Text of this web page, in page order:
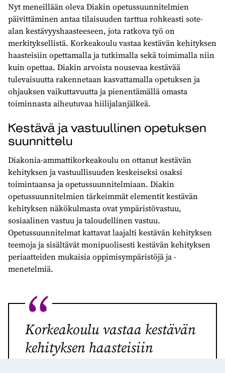
Nyt meneillään oleva Diakin opetussuunnitelmien
päivittäminen antaa tilaisuuden tarttua rohkeasti sote-
alan kestävyyshaasteeseen, jota ratkova työ on
merkityksellistä. Korkeakoulu vastaa kestävän kehityksen
haasteisiin opettamalla ja tutkimalla sekä toimimalla niin
kuin opettaa. Diakin arvoista nousevaa kestävää
tulevaisuutta rakennetaan kasvattamalla opetuksen ja
ohjauksen vaikuttavuutta ja pienentämällä omasta
toiminnasta aiheutuvaa hiilijalanjälkeä.
Kestävä ja vastuullinen opetuksen
suunnittelu
Diakonia-ammattikorkeakoulu on ottanut kestävän
kehityksen ja vastuullisuuden keskeiseksi osaksi
toimintaansa ja opetussuunnitelmiaan. Diakin
opetussuunnitelmien tärkeimmät elementit kestävän
kehityksen näkökulmasta ovat ympäristövastuu,
sosiaalinen vastuu ja taloudellinen vastuu.
Opetussuunnitelmat kattavat laajalti kestävän kehityksen
teemoja ja sisältävät monipuolisesti kestävän kehityksen
periaatteiden mukaisia oppimisympäristöjä ja -
menetelmiä.
Korkeakoulu vastaa kestävän
kehityksen haasteisiin